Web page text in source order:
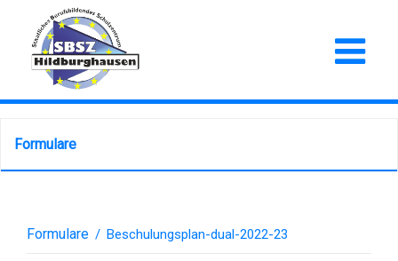
Formulare
Formulare / Beschulungsplan-dual-2022-23